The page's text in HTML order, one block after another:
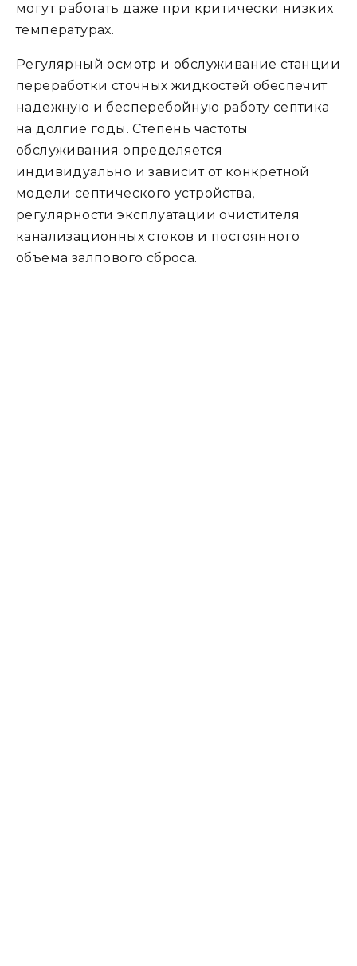
могут работать даже при критически низких
температурах.
Регулярный осмотр и обслуживание станции
переработки сточных жидкостей обеспечит
надежную и бесперебойную работу септика
на долгие годы. Степень частоты
обслуживания определяется
индивидуально и зависит от конкретной
модели септического устройства,
регулярности эксплуатации очистителя
канализационных стоков и постоянного
объема залпового сброса.